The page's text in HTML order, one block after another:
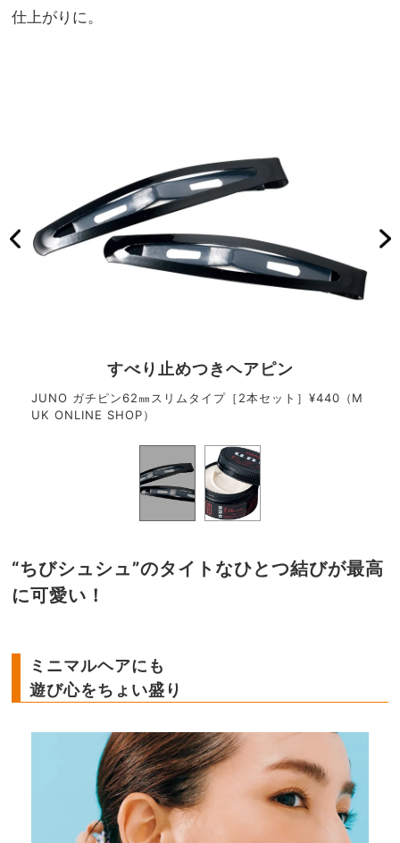
仕上がりに。
すべり止めつきヘアピン
JUNO ガチピン62㎜スリムタイプ［2本セット］¥440（M
UK ONLINE SHOP）
“ちびシュシュ”のタイトなひとつ結びが最高
に可愛い！
ミニマルヘアにも
遊び心をちょい盛り